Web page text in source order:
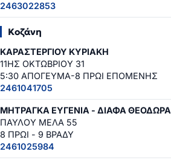
2463022853
Κοζάνη
ΚΑΡΑΣΤΕΡΓΙΟΥ ΚΥΡΙΑΚΗ
11ΗΣ ΟΚΤΩΒΡΙΟΥ 31
5:30 ΑΠΟΓΕΥΜΑ-8 ΠΡΩΙ ΕΠΟΜΕΝΗΣ
2461041705
ΜΗΤΡΑΓΚΑ ΕΥΓΕΝΙΑ - ΔΙΑΦΑ ΘΕΟΔΩΡΑ
ΠΑΥΛΟΥ ΜΕΛΑ 55
8 ΠΡΩΙ - 9 ΒΡΑΔΥ
2461025984